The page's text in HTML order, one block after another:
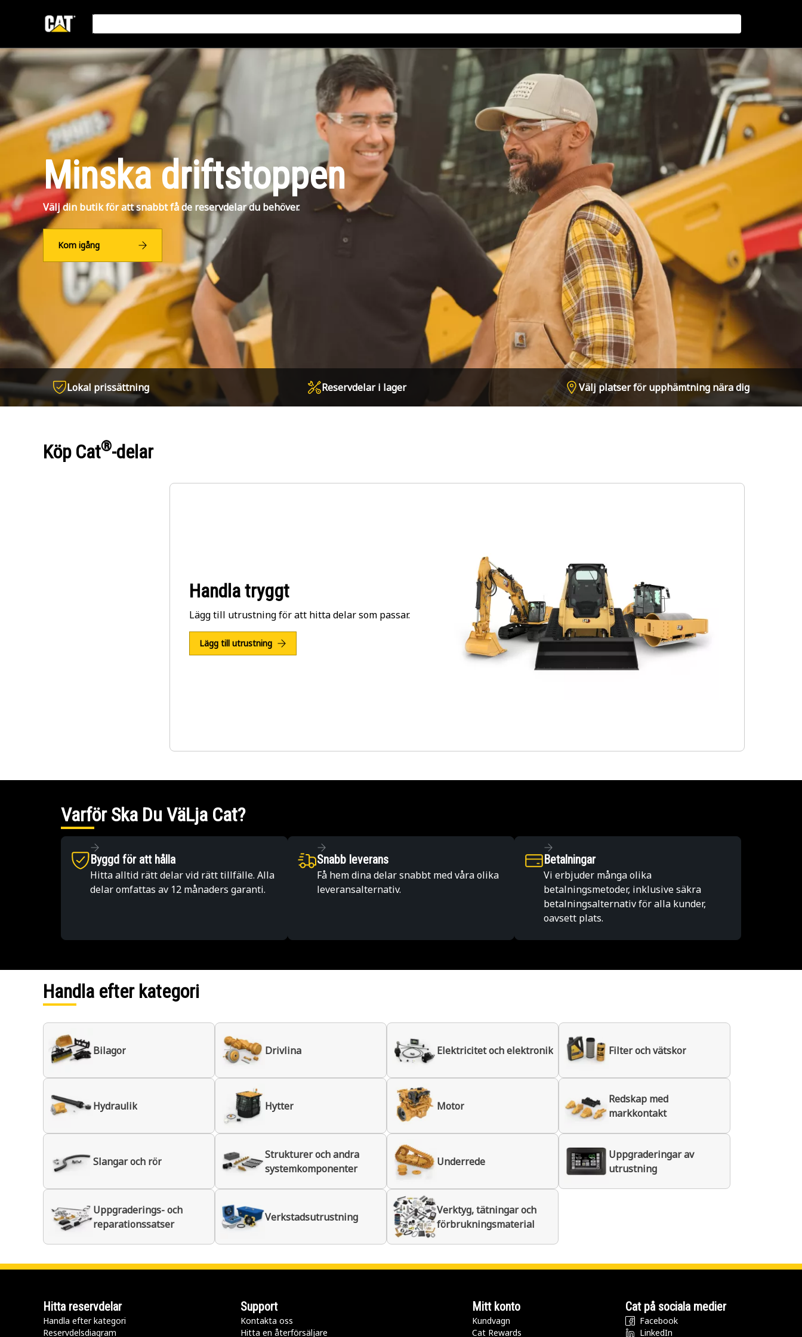
Minska driftstoppen
Välj din butik för att snabbt få de reservdelar du behöver.
Kom igång
Lokal prissättning Reservdelar i lager Välj platser för upphämtning nära dig
Köp Cat®-delar
Handla tryggt
Lägg till utrustning för att hitta delar som passar.
Lägg till utrustning
Varför Ska Du VäLja Cat?
Byggd för att hålla
Hitta alltid rätt delar vid rätt tillfälle. Alla
delar omfattas av 12 månaders garanti.
Snabb leverans
Få hem dina delar snabbt med våra olika
leveransalternativ.
Betalningar
Vi erbjuder många olika
betalningsmetoder, inklusive säkra
betalningsalternativ för alla kunder,
oavsett plats.
Handla efter kategori
Bilagor Drivlina Elektricitet och elektronik Filter och vätskor
Hydraulik Hytter Motor
Redskap med
markkontakt
Slangar och rör
Strukturer och andra
systemkomponenter
Underrede
Uppgraderingar av
utrustning
Uppgraderings- och
reparationssatser
Verkstadsutrustning
Verktyg, tätningar och
förbrukningsmaterial
Hitta reservdelar
Handla efter kategori
Reservdelsdiagram
Support
Kontakta oss
Hitta en återförsäljare
Mitt konto
Kundvagn
Cat Rewards
Cat på sociala medier
Facebook
LinkedIn